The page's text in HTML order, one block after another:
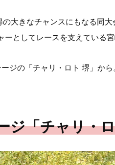
の大きなチャンスにもなる同
ーとしてレースを支えている
ジの「チャリ・ロト 堺」から
ジ「チャリ・